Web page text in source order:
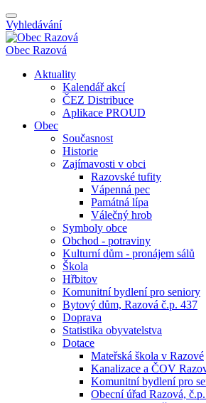
Vyhledávání
Obec Razová
Aktuality
Kalendář akcí
ČEZ Distribuce
Aplikace PROUD
Obec
Současnost
Historie
Zajímavosti v obci
Razovské tufity
Vápenná pec
Památná lípa
Válečný hrob
Symboly obce
Obchod - potraviny
Kulturní dům - pronájem sálů
Škola
Hřbitov
Komunitní bydlení pro seniory
Bytový dům, Razová č.p. 437
Doprava
Statistika obyvatelstva
Dotace
Mateřská škola v Razové
Kanalizace a ČOV
Komunitní bydlení pro
Obecní úřad Razová, č.p.